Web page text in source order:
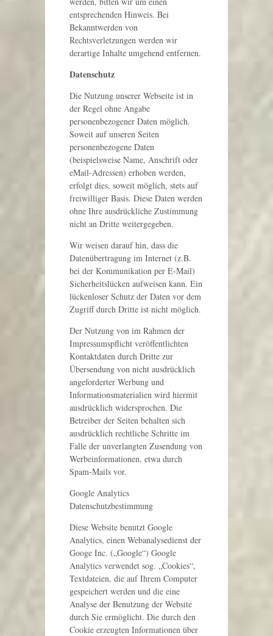
entsprechenden Hinweis. Bei
Bekanntwerden von
Rechtsverletzungen werden wir
derartige Inhalte umgehend entfernen.
Datenschutz
Die Nutzung unserer Webseite ist in
der Regel ohne Angabe
personenbezogener Daten möglich.
Soweit auf unseren Seiten
personenbezogene Daten
(beispielsweise Name, Anschrift oder
eMail-Adressen) erhoben werden,
erfolgt dies, soweit möglich, stets auf
freiwilliger Basis. Diese Daten werden
ohne Ihre ausdrückliche Zustimmung
nicht an Dritte weitergegeben.
Wir weisen darauf hin, dass die
Datenübertragung im Internet (z.B.
bei der Kommunikation per E-Mail)
Sicherheitslücken aufweisen kann. Ein
lückenloser Schutz der Daten vor dem
Zugriff durch Dritte ist nicht möglich.
Der Nutzung von im Rahmen der
Impressumspflicht veröffentlichten
Kontaktdaten durch Dritte zur
Übersendung von nicht ausdrücklich
angeforderter Werbung und
Informationsmaterialien wird hiermit
ausdrücklich widersprochen. Die
Betreiber der Seiten behalten sich
ausdrücklich rechtliche Schritte im
Falle der unverlangten Zusendung von
Werbeinformationen, etwa durch
Spam-Mails vor.
Google Analytics
Datenschutzbestimmung
Diese Website benutzt Google
Analytics, einen Webanalysedienst der
Googe Inc. („Google“) Google
Analytics verwendet sog. „Cookies“,
Textdateien, die auf Ihrem Computer
gespeichert werden und die eine
Analyse der Benutzung der Website
durch Sie ermöglicht. Die durch den
Cookie erzeugten Informationen über